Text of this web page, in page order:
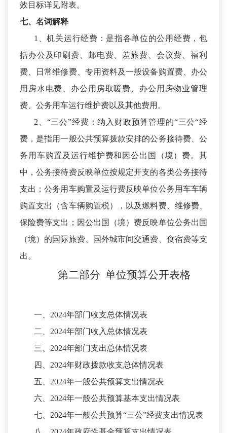
效目标详见附表。
七、名词解释
1、机关运行经费：是指各单位的公用经费，包
括办公及印刷费、邮电费、差旅费、会议费、福利
费、日常维修费、专用资料及一般设备购置费、办公
用房水电费、办公用房取暖费、办公用房物业管理
费、公务用车运行维护费以及其他费用。
2、“三公”经费：纳入财政预算管理的“三公“经
费，是指用一般公共预算拨款安排的公务接待费、公
务用车购置及运行维护费和因公出国（境）费。其
中，公务接待费反映单位按规定开支的各类公务接待
支出；公务用车购置及运行费反映单位公务用车车辆
购置支出（含车辆购置税），以及燃料费、维修费、
保险费等支出；因公出国（境）费反映单位公务出国
（境）的国际旅费、国外城市间交通费、食宿费等支
出。
第二部分 单位预算公开表格
一、 2024年部门收支总体情况表
二、 2024年部门收入总体情况表
三、 2024年部门支出总体情况表
四、 2024年财政拨款收支总体情况表
五、 2024年一般公共预算支出情况表
六、 2024年一般公共预算基本支出情况表
七、 2024年一般公共预算“三公”经费支出情况表